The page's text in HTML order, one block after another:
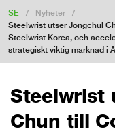
SE / Nyheter
/
Steelwrist utser Jongchul
Steelwrist Korea, och
strategiskt viktig marknad i
Steelwrist
Chun till